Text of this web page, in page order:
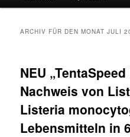
ARCHIV FÜR DEN MONATJULI
NEU
Nachweis von
Listeria
Lebensmitteln in